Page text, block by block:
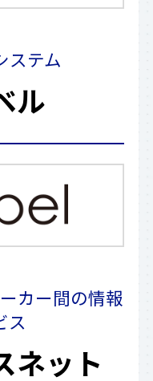
ステム
ル
カー間の情報
ス
ネット